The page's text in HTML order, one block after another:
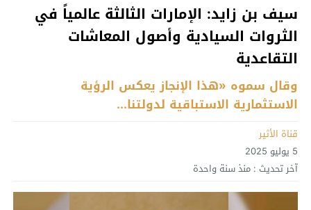
سيف بن زايد: الإمارات الثالثة عالمياً في
الثروات السيادية وأصول المعاشات
التقاعدية
وقال سموه «هذا الإنجاز يعكس الرؤية
الاستثمارية الاستباقية لدولتنا...
قناة الأثير
5 يوليو 2025
آخر تحديث : منذ سنة واحدة